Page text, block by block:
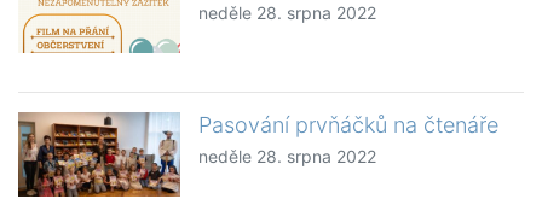
neděle 28. srpna 2022
Pasování prvňáčků na čtenáře
neděle 28. srpna 2022